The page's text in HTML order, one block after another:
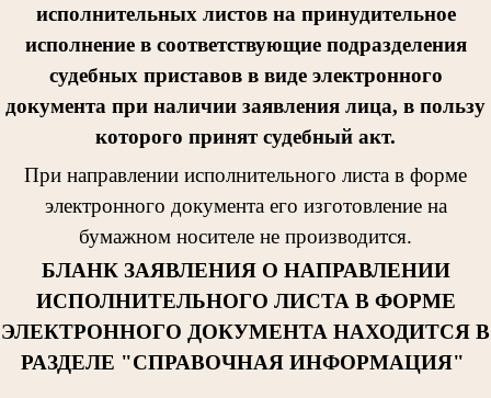
исполнительных листов на принудительное
исполнение в соответствующие подразделения
судебных приставов в виде электронного
документа при наличии заявления лица, в пользу
которого принят судебный акт.
При направлении исполнительного листа в форме
электронного документа его изготовление на
бумажном носителе не производится.
БЛАНК ЗАЯВЛЕНИЯ О НАПРАВЛЕНИИ
ИСПОЛНИТЕЛЬНОГО ЛИСТА В ФОРМЕ
ЭЛЕКТРОННОГО ДОКУМЕНТА НАХОДИТСЯ В
РАЗДЕЛЕ "СПРАВОЧНАЯ ИНФОРМАЦИЯ"